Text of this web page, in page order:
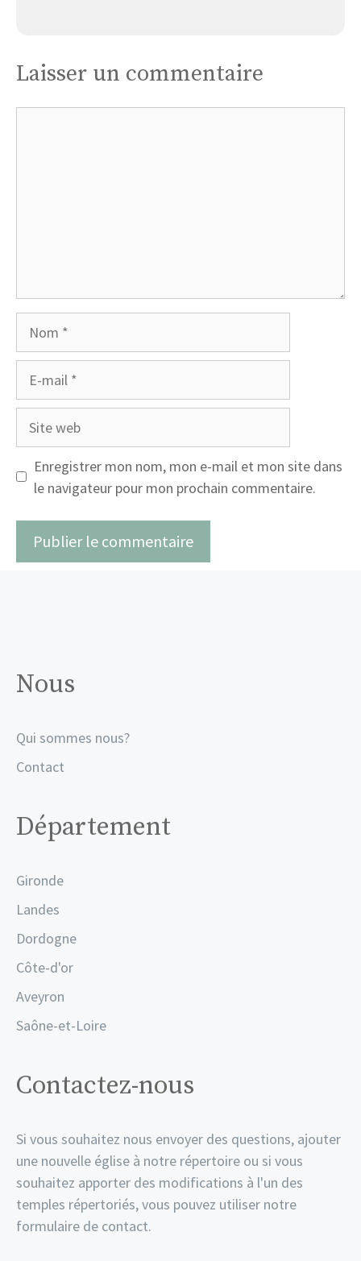
Laisser un commentaire
Site
Enregistrer mon nom, mon e-mail et mon site dans
le navigateur pour mon prochain commentaire.
Nous
Qui sommes nous?
Contact
Département
Gironde
Landes
Dordogne
Côte-d'or
Aveyron
Saône-et-Loire
Contactez-nous
Si vous souhaitez nous envoyer des questions, ajouter
une nouvelle église à notre répertoire ou si vous
souhaitez apporter des modifications à l'un des
temples répertoriés, vous pouvez utiliser notre
formulaire de contact.